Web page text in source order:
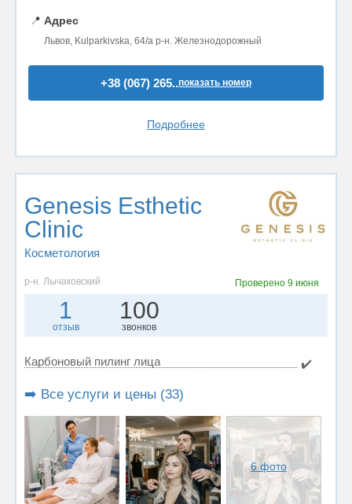
📍 Адрес
Львов, Kulparkivska, 64/a р-н. Железнодорожный
+38 (067) 265..показать номер
Подробнее
Genesis Esthetic
Clinic
Косметология
р-н. Лычаковский Проверено9 июня
1
отзыв
100
звонков
Карбоновый пилинг лица ✔️
➡️ Все услуги и цены (33)
6 фото